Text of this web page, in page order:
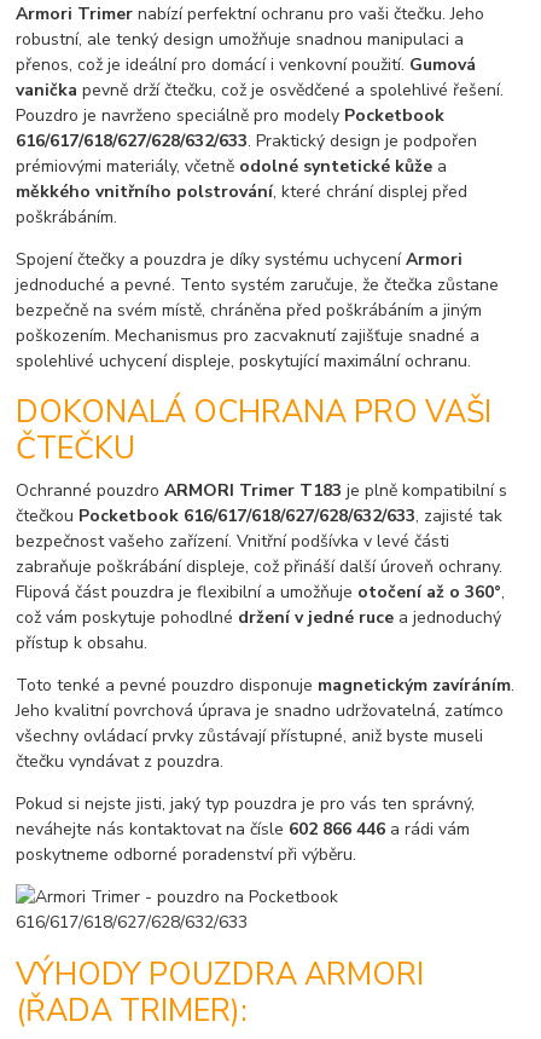
Armori Trimer nabízí perfektní ochranu pro vaši čtečku. Jeho
robustní, ale tenký design umožňuje snadnou manipulaci a
přenos, což je ideální pro domácí i venkovní použití. Gumová
vanička pevně drží čtečku, což je osvědčené a spolehlivé řešení.
Pouzdro je navrženo speciálně pro modely Pocketbook
616/617/618/627/628/632/633. Praktický design je podpořen
prémiovými materiály, včetně odolné syntetické kůže a
měkkého vnitřního polstrování, které chrání displej před
poškrábáním.
Spojení čtečky a pouzdra je díky systému uchyceníArmori
jednoduché a pevné. Tento systém zaručuje, že čtečka zůstane
bezpečně na svém místě, chráněna před poškrábáním a jiným
poškozením. Mechanismus pro zacvaknutí zajišťuje snadné a
spolehlivé uchycení displeje, poskytující maximální ochranu.
DOKONALÁ OCHRANA PRO VAŠI
ČTEČKU
Ochranné pouzdroARMORI Trimer T183je plně kompatibilní s
čtečkou Pocketbook 616/617/618/627/628/632/633, zajisté tak
bezpečnost vašeho zařízení. Vnitřní podšívka v levé části
zabraňuje poškrábání displeje, což přináší další úroveň ochrany.
Flipová část pouzdra je flexibilní a umožňuje otočení až o 360°,
což vám poskytuje pohodlné držení v jedné ruce a jednoduchý
přístup k obsahu.
Toto tenké a pevné pouzdro disponuje magnetickým zavíráním.
Jeho kvalitní povrchová úprava je snadno udržovatelná, zatímco
všechny ovládací prvky zůstávají přístupné, aniž byste museli
čtečku vyndávat z pouzdra.
Pokud si nejste jisti, jaký typ pouzdra je pro vás ten správný,
neváhejte nás kontaktovat na čísle 602 866 446 a rádi vám
poskytneme odborné poradenství při výběru.
VÝHODY POUZDRA ARMORI
(ŘADA TRIMER):